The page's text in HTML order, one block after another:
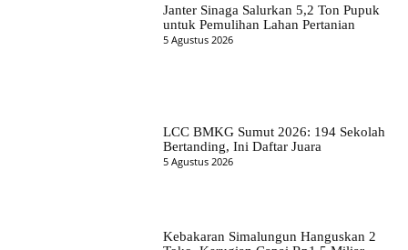
Janter Sinaga Salurkan 5,2 Ton Pupuk
untuk Pemulihan Lahan Pertanian
5 Agustus 2026
LCC BMKG Sumut 2026: 194 Sekolah
Bertanding, Ini Daftar Juara
5 Agustus 2026
Kebakaran Simalungun Hanguskan 2